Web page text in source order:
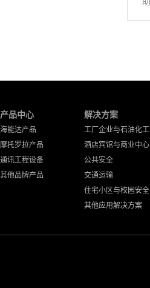
产品中心
海能达产品
摩托罗拉产品
通讯工程设备
其他品牌产品
解决方案
工厂企业与石油化工
酒店宾馆与商业中心
公共安全
交通运输
住宅小区与校园安全
其他应用解决方案